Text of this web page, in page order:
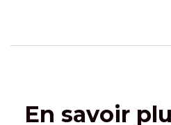
En savoir